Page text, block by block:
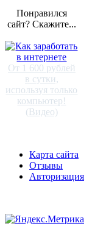
Понравился
сайт? Скажите...
От 1 600 рублей
в сутки,
используя только
компьютер!
(Видео)
Карта сайта
Отзывы
Авторизация